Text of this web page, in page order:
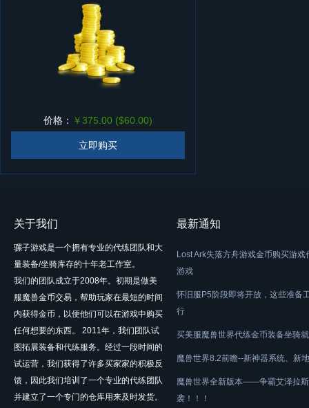
价格： ￥375.00 ($60.00)
立即购买
关于我们
骡子游戏是一个拥有专业的代练团队和大
量装备/坐骑库存的十年老工作室。
我们的团队成立于2008年。初期是做美
服魔兽金币交易，帮助玩家在最短的时间
内获得金币，以便他们可以在游戏中购买
任何想要的东西。 2011年，我们团队试
图拓展装备和代练服务。经过一段时间的
试运营，我们获得了许多买家家的积极反
馈，因此我们培训了一个专业的代练团队
并建立了一个专门的仓库用来及时发货。
最新通知
Lost Ark失落方舟游戏金币购买游戏
游戏
怀旧服P5阶段即将开放，这些准备
行
买美服魔兽世界代练金币装备坐骑
魔兽世界8.2前瞻--新神器系统、新
魔兽世界全新版本——争霸艾泽拉
袭！！！